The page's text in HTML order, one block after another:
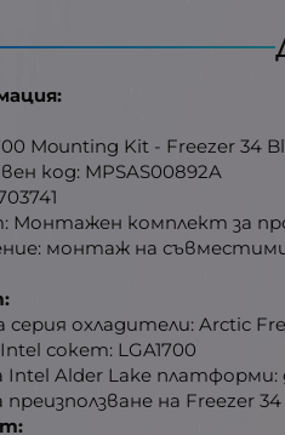
Mounting Kit - Freezer 34
код: MPSAS00892A
Монтажен комплект за
монтаж на
охладители: Arctic
сокет: LGA1700
Intel Alder Lake платформи:
на Freezer